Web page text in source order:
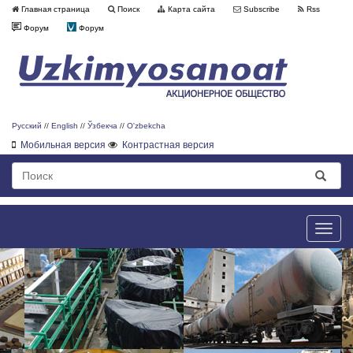
Главная страница Поиск Карта сайта Subscribe Rss
Форум Форум
Русский // English // Ўзбекча // O'zbekcha
Мобильная версия Контрастная версия
Toggle